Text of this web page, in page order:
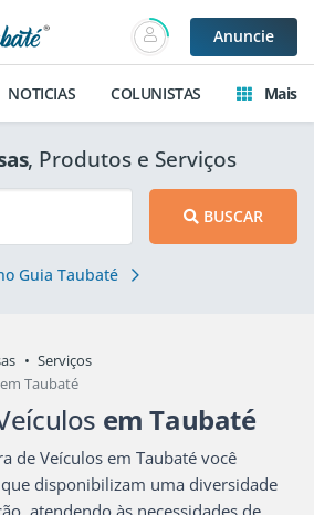
Anuncie
NOTICIAS COLUNISTAS Mais
, Produtos e Serviços
BUSCAR
Guia Taubaté
Serviços
Taubaté
em Taubaté
de Veículos em Taubaté você
disponibilizam uma diversidade
atendendo às necessidades de